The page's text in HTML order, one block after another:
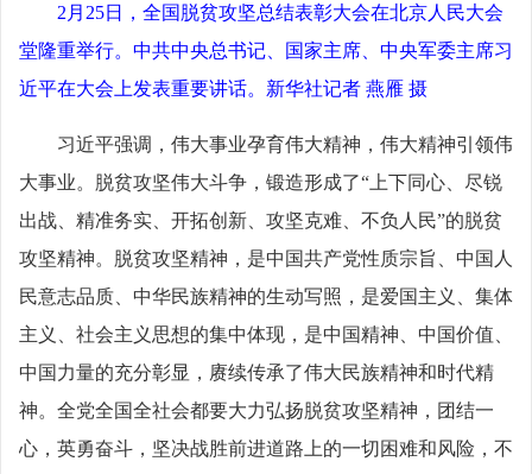
2月25日，全国脱贫攻坚总结表彰大会在北京人民大会
堂隆重举行。中共中央总书记、国家主席、中央军委主席习
近平在大会上发表重要讲话。新华社记者 燕雁 摄
习近平强调，伟大事业孕育伟大精神，伟大精神引领伟
大事业。脱贫攻坚伟大斗争，锻造形成了“上下同心、尽锐
出战、精准务实、开拓创新、攻坚克难、不负人民”的脱贫
攻坚精神。脱贫攻坚精神，是中国共产党性质宗旨、中国人
民意志品质、中华民族精神的生动写照，是爱国主义、集体
主义、社会主义思想的集中体现，是中国精神、中国价值、
中国力量的充分彰显，赓续传承了伟大民族精神和时代精
神。全党全国全社会都要大力弘扬脱贫攻坚精神，团结一
心，英勇奋斗，坚决战胜前进道路上的一切困难和风险，不